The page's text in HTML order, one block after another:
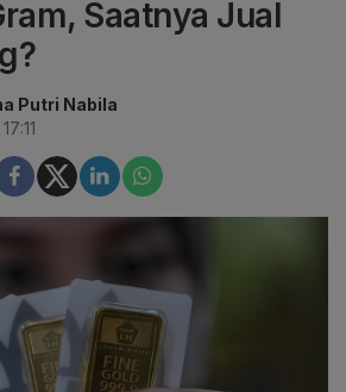
Saatnya Jual
Putri Nabila